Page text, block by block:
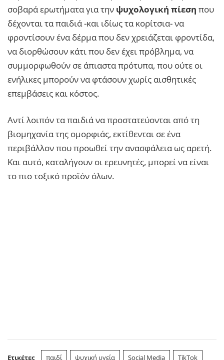
σοβαρά ερωτήματα για την ψυχολογική πίεση που
δέχονται τα παιδιά -και ιδίως τα κορίτσια- να
φροντίσουν ένα δέρμα που δεν χρειάζεται φροντίδα,
να διορθώσουν κάτι που δεν έχει πρόβλημα, να
συμμορφωθούν σε άπιαστα πρότυπα, που ούτε οι
ενήλικες μπορούν να φτάσουν χωρίς αισθητικές
επεμβάσεις και κόστος.
Αντί λοιπόν τα παιδιά να προστατεύονται από τη
βιομηχανία της ομορφιάς, εκτίθενται σε ένα
περιβάλλον που προωθεί την ανασφάλεια ως αρετή.
Και αυτό, καταλήγουν οι ερευνητές, μπορεί να είναι
το πιο τοξικό προϊόν όλων.
Ετικέτες παιδί ψυχική υγεία Social Media TikTok